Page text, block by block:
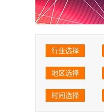
行业选择
地区选择
时间选择